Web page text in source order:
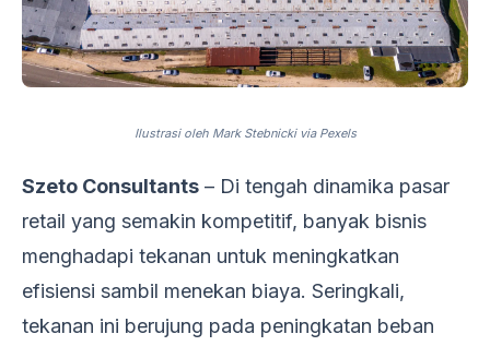
Ilustrasi oleh Mark Stebnicki via Pexels
Szeto Consultants – Di tengah dinamika pasar
retail yang semakin kompetitif, banyak bisnis
menghadapi tekanan untuk meningkatkan
efisiensi sambil menekan biaya. Seringkali,
tekanan ini berujung pada peningkatan beban